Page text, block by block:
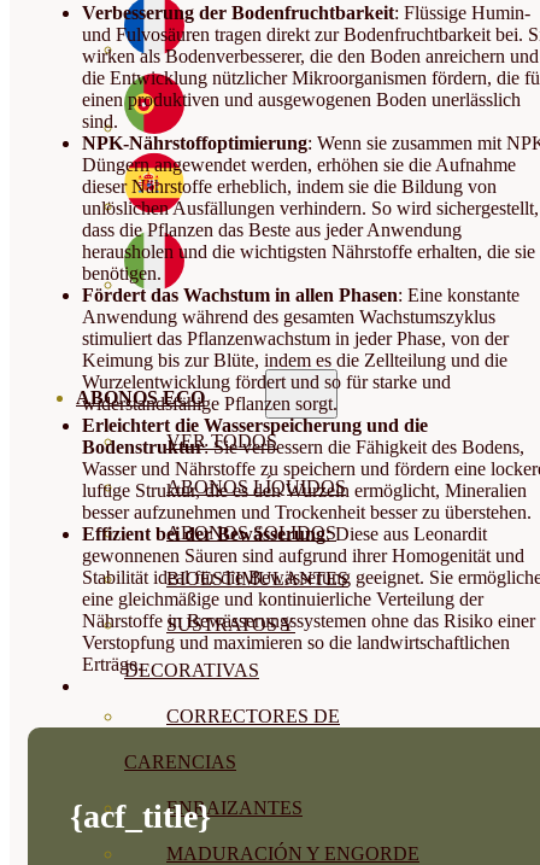
ABONOS ECO
VER TODOS
ABONOS LÍQUIDOS
ABONOS SOLIDOS
BIOESTIMULANTES
SUSTRATOS Y
DECORATIVAS
CORRECTORES DE
CARENCIAS
ENRAIZANTES
MADURACIÓN Y ENGORDE
Verbesserung der Bodenfruchtbarkeit: Flüssige Humin-
und Fulvosäuren tragen direkt zur Bodenfruchtbarkeit bei.
wirken als Bodenverbesserer, die den Boden anreichern und
die Entwicklung nützlicher Mikroorganismen fördern, die
einen produktiven und ausgewogenen Boden unerlässlich
sind.
NPK-Nährstoffoptimierung: Wenn sie zusammen mit
Düngern angewendet werden, erhöhen sie die Aufnahme
dieser Nährstoffe erheblich, indem sie die Bildung von
unlöslichen Ausfällungen verhindern. So wird sichergestellt,
dass die Pflanzen das Beste aus jeder Anwendung
herausholen und die wichtigsten Nährstoffe erhalten, die sie
benötigen.
Fördert das Wachstum in allen Phasen: Eine konstante
Anwendung während des gesamten Wachstumszyklus
stimuliert das Pflanzenwachstum in jeder Phase, von der
Keimung bis zur Blüte, indem es die Zellteilung und die
Wurzelentwicklung fördert und so für starke und
widerstandsfähige Pflanzen sorgt.
Erleichtert die Wasserspeicherung und die
Bodenstruktur: Sie verbessern die Fähigkeit des Bodens,
Wasser und Nährstoffe zu speichern und fördern eine
luftige Struktur, die es den Wurzeln ermöglicht, Mineralien
besser aufzunehmen und Trockenheit besser zu überstehen.
Effizient bei der Bewässerung: Diese aus Leonardit
gewonnenen Säuren sind aufgrund ihrer Homogenität und
Stabilität ideal für die Bewässerung geeignet. Sie
eine gleichmäßige und kontinuierliche Verteilung der
Nährstoffe in Bewässerungssystemen ohne das Risiko einer
Verstopfung und maximieren so die landwirtschaftlichen
Erträge.
{acf_title}